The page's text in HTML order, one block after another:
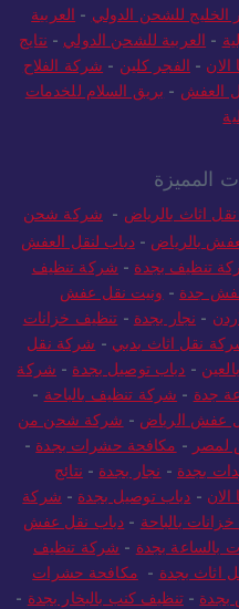
-جلوبال كارجو-الساهر لنقل
الخليج للشحن الدولي -العربية
- العربية للشحن الدولي -نتايج
الان-الفجر كلين-شركة الفلاح
العفش
المميزة
اثاث بالرياض -
شركة شحن
بالرياض- دباب لنقل العفش
تنظيف بجدة-شركة تنظيف
جدة- ونيت نقل عفش
-نجار بجدة-
تنظيف خزانات
نقل اثاث بدبي -شركة نقل
-دباب توصيل بجدة-شركة
جدة - شركة تنظيف بالباحة -
عفش الرياض- شركة شحن من
لمصر- مكافحة حشرات بجدة
بجدة- نجار بجدة-نتائج
الان-دباب توصيل بجدة-
شركة
بالباحة- دباب نقل عفش
بالساعة بجدة-شركة تنظيف
اثاث بجدة- مكافحة حشرات